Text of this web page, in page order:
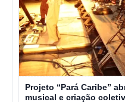
Projeto “Pará Caribe”
musical e criação